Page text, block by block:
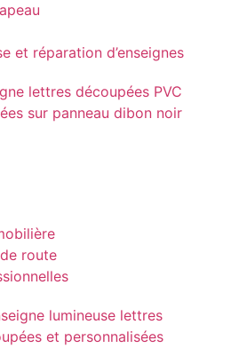
et réparation d’enseignes
route